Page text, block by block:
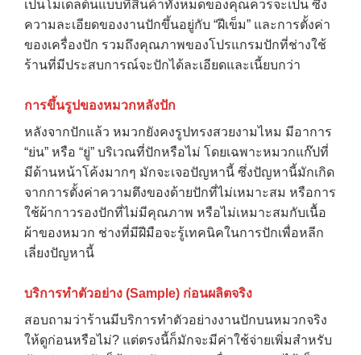
เป็นโมเดลต้นแบบที่สินค้าทั้งหมดของคุณควรจะเป็น ซึ่ง
ความละเอียดของงานปักขึ้นอยู่กับ “ฝีเข็ม” และการตั้งค่า
ของเครื่องปัก รวมถึงคุณภาพของโปรแกรมปักที่ช่างใช้
ร้านที่มีประสบการณ์จะปักได้ละเอียดและเนี้ยบกว่า
การขึ้นรูปของหมวกหลังปัก
หลังจากปักแล้ว หมวกยังคงรูปทรงสวยงามไหม มีอาการ
“ย่น” หรือ “ยู่” บริเวณที่ปักหรือไม่ โดยเฉพาะหมวกแก๊ปที่
มีด้านหน้าโค้งมากๆ มักจะเจอปัญหานี้ ซึ่งปัญหานี้มักเกิด
จากการตั้งค่าความตึงของด้ายปักที่ไม่เหมาะสม หรือการ
ใช้ผ้ากาวรองปักที่ไม่มีคุณภาพ หรือไม่เหมาะสมกับเนื้อ
ผ้าของหมวก ช่างที่มีฝีมือจะรู้เทคนิคในการปักเพื่อหลีก
เลี่ยงปัญหานี้
บริการทำตัวอย่าง (Sample) ก่อนผลิตจริง
สอบถามว่าร้านมีบริการทำตัวอย่างงานปักบนหมวกจริง
ให้ดูก่อนหรือไม่? แต่ตรงนี้ก็มักจะมีค่าใช้จ่ายเพิ่มสำหรับ